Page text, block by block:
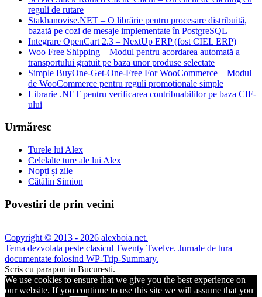
reguli de rutare
Stakhanovise.NET – O librărie pentru procesare distribuită,
bazată pe cozi de mesaje implementate în PostgreSQL
Integrare OpenCart 2.3 – NextUp ERP (fost CIEL ERP)
Woo Free Shipping – Modul pentru acordarea automată a
transportului gratuit pe baza unor produse selectate
Simple BuyOne-Get-One-Free For WooCommerce – Modul
de WooCommerce pentru reguli promotionale simple
Librarie .NET pentru verificarea contribuabililor pe baza CIF-
ului
Urmăresc
Turele lui Alex
Celelalte ture ale lui Alex
Nopți și zile
Cătălin Simion
Povestiri de prin vecini
Copyright © 2013 - 2026 alexboia.net.
Tema dezvolata peste clasicul Twenty Twelve. Jurnale de tura
documentate folosind WP-Trip-Summary.
Scris cu parapon in Bucuresti.
We use cookies to ensure that we give you the best experience on
our website. If you continue to use this site we will assume that you